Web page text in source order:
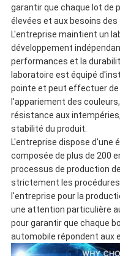
garantir que chaque lot de
élevées et aux besoins des
L'entreprise maintient un
développement
performances et la
laboratoire est équipé
pointe et peut effectuer
l'appariement des
résistance aux
stabilité du produit.
L'entreprise dispose d'une
composée de plus de 200
processus de production
strictement les
l'entreprise pour la
une attention particulière
pour garantir que chaque
automobile répondent aux